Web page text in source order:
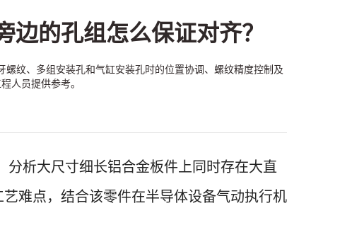
的孔组怎么保证对齐？
纹、多组安装孔和气缸安装孔时的位置协调、螺纹精度控制及
人员提供参考。
分析大尺寸细长铝合金板件上同时存在大直
难点，结合该零件在半导体设备气动执行机